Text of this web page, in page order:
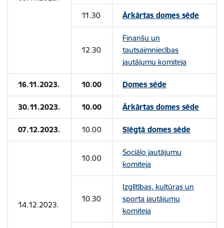
11.30
Ārkārtas domes sēde
12.30
Finanšu un
tautsaimniecības
jautājumu komiteja
16.11.2023. 10.00 Domes sēde
30.11.2023. 10.00 Ārkārtas domes sēde
07.12.2023. 10.00 Slēgtā domes sēde
14.12.2023.
10.00
Sociālo jautājumu
komiteja
10.30
Izglītības, kultūras un
sporta jautājumu
komiteja